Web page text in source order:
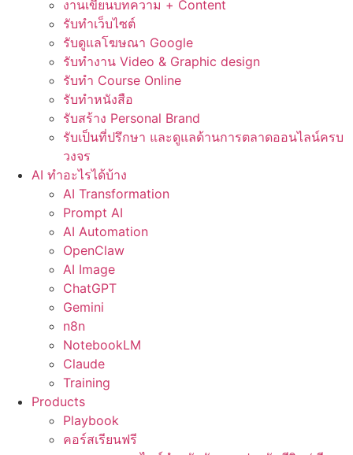
งานเขียนบทความ + Content
รับทำเว็บไซต์
รับดูแลโฆษณา Google
รับทำงาน Video & Graphic design
รับทำ Course Online
รับทำหนังสือ
รับสร้าง Personal Brand
รับเป็นที่ปรึกษา และดูแลด้านการตลาดออนไลน์ครบ
วงจร
AI ทำอะไรได้บ้าง
AI Transformation
Prompt AI
AI Automation
OpenClaw
AI Image
ChatGPT
Gemini
n8n
NotebookLM
Claude
Training
Products
Playbook
คอร์สเรียนฟรี